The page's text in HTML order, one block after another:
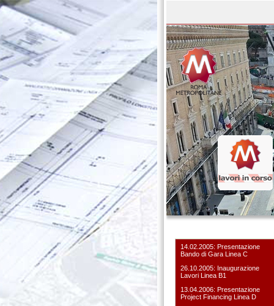
14.02.2005: Presentazione
Bando di Gara Linea C
26.10.2005: Inaugurazione
Lavori Linea B1
13.04.2006: Presentazione
Project Financing Linea D